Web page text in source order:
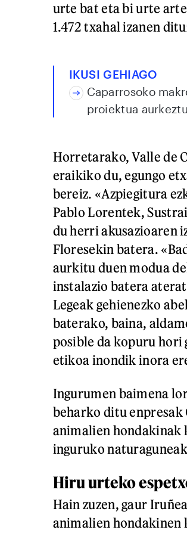
urte bat eta bi urte
1.472 txahal izanen
IKUSI GEHIAGO
Caparrosoko
proiektua
Horretarako, Valle de
eraikiko du, egungo
bereiz. «Azpiegitura
Pablo Lorentek,
du herri akusazioaren
Floresekin batera.
aurkitu duen modua
instalazio batera
Legeak gehienezko
baterako, baina,
posible da kopuru hori
etikoa inondik inora
Ingurumen baimena
beharko ditu enpresak
animalien hondakinak
inguruko
Hiru urteko
Hain zuzen, gaur
animalien hondakinen